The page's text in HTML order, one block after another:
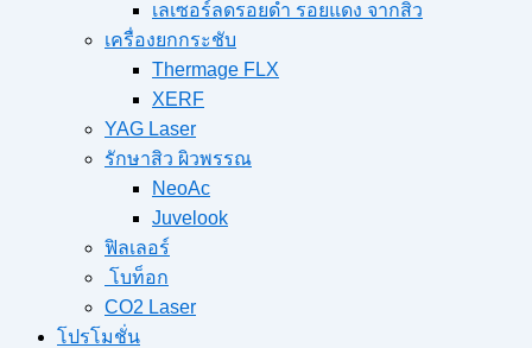
เลเซอร์ลดรอยดำ รอยแดง จากสิว
เครื่องยกกระชับ
Thermage FLX
XERF
YAG Laser
รักษาสิว ผิวพรรณ
NeoAc
Juvelook
ฟิลเลอร์
โบท็อก
CO2 Laser
โปรโมชั่น